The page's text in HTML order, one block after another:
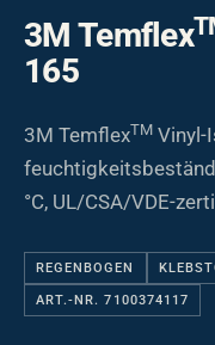
3M Temflex
165
3M TemflexTM Vinyl-
°C, UL/CSA/VDE-
REGENBOGEN
ART.-NR. 7100374117